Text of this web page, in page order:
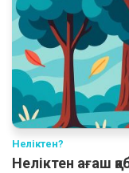
Неліктен?
Неліктен ағаш